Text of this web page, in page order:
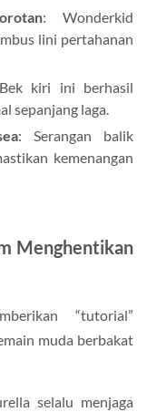
: Wonderkid
lini pertahanan
kiri ini berhasil
sepanjang laga.
: Serangan balik
kemenangan
Menghentikan
“tutorial”
muda berbakat
selalu menjaga